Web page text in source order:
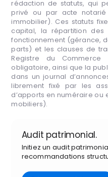
rédaction de statuts, qui
privé ou par acte
immobilier). Ces statuts
capital, la répartition
fonctionnement (gérance,
parts) et les clauses de
Registre du
obligatoire, ainsi que la
dans un journal
librement fixé par les
d’apports en numéraire ou
mobiliers).
Audit patrimonial.
Initiez un audit
recommandations